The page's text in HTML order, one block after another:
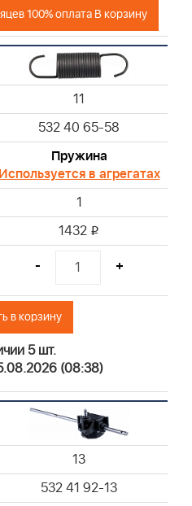
100% оплата В корзину
11
532 40 65-58
Пружина
в агрегатах
1
1432 i
- +
в корзину
5 шт.
(08:38)
13
532 41 92-13